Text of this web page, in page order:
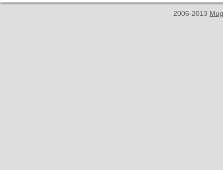
2006-2013